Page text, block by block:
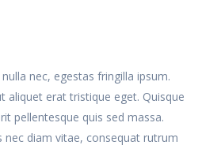
nec, egestas fringilla ipsum.
aliquet erat tristique eget. Quisque
pellentesque quis sed massa.
nec diam vitae, consequat rutrum